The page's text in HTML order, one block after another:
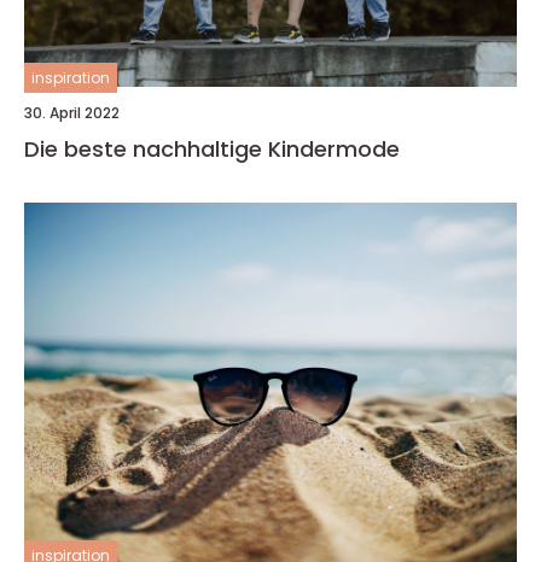
inspiration
30. April 2022
Die beste nachhaltige Kindermode
inspiration